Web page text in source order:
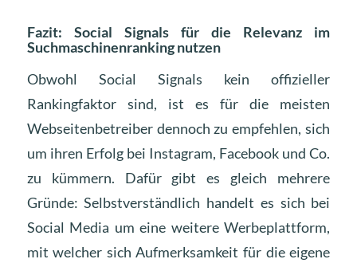
Fazit: Social Signals für die Relevanz im
Suchmaschinenranking nutzen
Obwohl Social Signals kein offizieller
Rankingfaktor sind, ist es für die meisten
Webseitenbetreiber dennoch zu empfehlen, sich
um ihren Erfolg bei Instagram, Facebook und Co.
zu kümmern. Dafür gibt es gleich mehrere
Gründe: Selbstverständlich handelt es sich bei
Social Media um eine weitere Werbeplattform,
mit welcher sich Aufmerksamkeit für die eigene